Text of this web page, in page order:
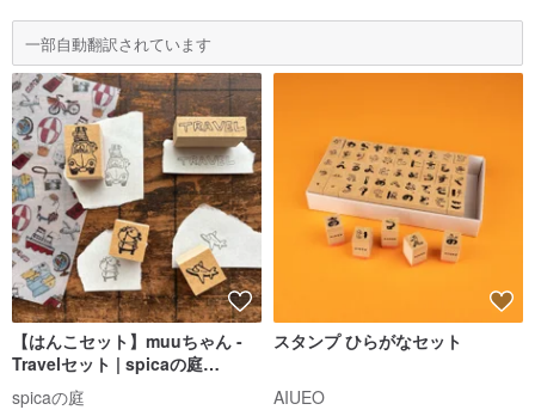
一部自動翻訳されています
【はんこセット】muuちゃん -
Travelセット | spicaの庭
(MS27)
spicaの庭
スタンプ ひらがなセット
AIUEO